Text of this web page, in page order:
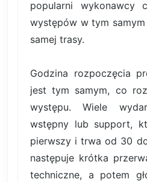
popularni wykonawcy
występów w tym
samej trasy.
Godzina rozpoczęcia
jest tym samym, co
występu. Wiele
wstępny lub support,
pierwszy i trwa od 30
następuje krótka
techniczne, a potem